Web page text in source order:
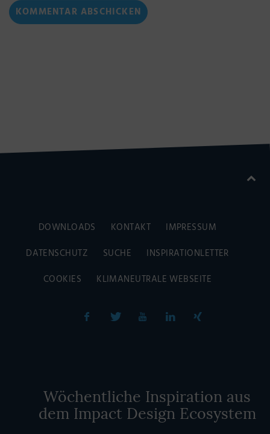
DOWNLOADS KONTAKT
IMPRESSUM
DATENSCHUTZ
SUCHE
INSPIRATIONLETTER
COOKIES
KLIMANEUTRALE WEBSEITE
Wöchentliche Inspiration aus
dem Impact Design Ecosystem